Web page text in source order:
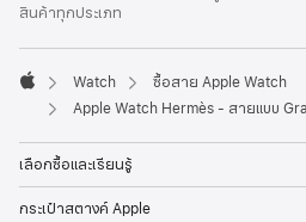
สินค้าทุกประเภท
Apple
Watch
ซื้อสาย Apple Watch
Apple Watch Hermès - สายแบบ
เลือกซื้อและเรียนรู้
กระเป๋าสตางค์ Apple